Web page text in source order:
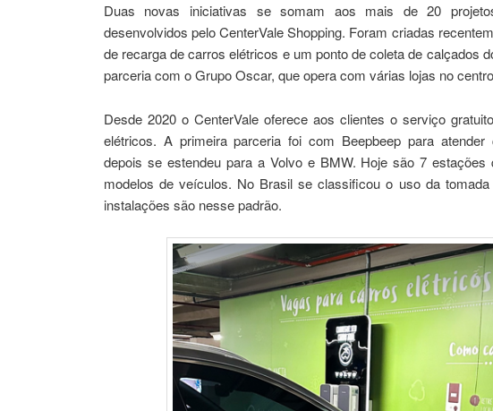
Duas novas iniciativas se somam aos mais de 20
desenvolvidos pelo CenterVale Shopping. Foram criadas
de recarga de carros elétricos e um ponto de coleta de calçados
parceria com o Grupo Oscar, que opera com várias lojas no
Desde 2020 o CenterVale oferece aos clientes o serviço
elétricos. A primeira parceria foi com Beepbeep para
depois se estendeu para a Volvo e BMW. Hoje são 7 estações
modelos de veículos. No Brasil se classificou o uso da
instalações são nesse padrão.